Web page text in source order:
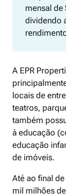
mensal de
dividendo
A EPR
locais de
teatros,
também
à educação
educação
de imóveis.
Até ao final
mil milhões